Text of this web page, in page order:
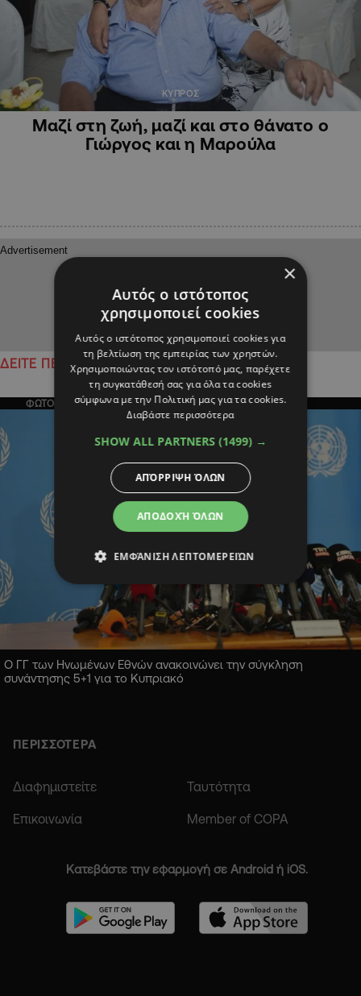
ΚΥΠΡΟΣ
Μαζί στη ζωή, μαζί και στο θάνατο ο
Γιώργος και η Μαρούλα
ΔΕΙΤΕ ΠΕΡΙΣΣΟΤΕΡΑ
ΦΩΤΟΓΡΑΦΙΑ ΤΗΣ ΗΜΕΡΑΣ
Ο ΓΓ των Ηνωμένων Εθνών ανακοινώνει την σύγκληση
συνάντησης 5+1 για το Κυπριακό
ΠΕΡΙΣΣΟΤΕΡΑ
Διαφημιστείτε Ταυτότητα
Επικοινωνία Member of COPA
Κατεβάστε την εφαρμογή σε Android ή iOS.
×
Αυτός ο ιστότοπος
χρησιμοποιεί cookies
Αυτός ο ιστότοπος χρησιμοποιεί cookies για
τη βελτίωση της εμπειρίας των χρηστών.
Χρησιμοποιώντας τον ιστότοπό μας, παρέχετε
τη συγκατάθεσή σας για όλα τα cookies
σύμφωνα με την Πολιτική μας για τα cookies.
Διαβάστε περισσότερα
SHOW ALL PARTNERS (1499) →
ΑΠΟΔΟΧΉ ΌΛΩΝ
ΑΠΌΡΡΙΨΗ ΌΛΩΝ
ΕΜΦΆΝΙΣΗ ΛΕΠΤΟΜΕΡΕΙΏΝ